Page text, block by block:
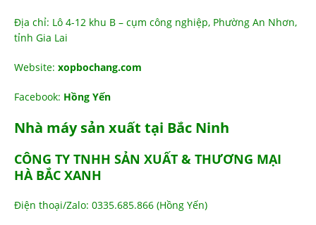
Địa chỉ: Lô 4-12 khu B – cụm công nghiệp, Phường An Nhơn,
tỉnh Gia Lai
Website: xopbochang.com
Facebook: Hồng Yến
Nhà máy sản xuất tại Bắc Ninh
CÔNG TY TNHH SẢN XUẤT & THƯƠNG MẠI
HÀ BẮC XANH
Điện thoại/Zalo: 0335.685.866 (Hồng Yến)